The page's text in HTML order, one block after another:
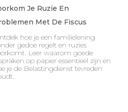
Je Ruzie En
Met De Fiscus
hoe je een familielening
gedoe regelt en ruzies
Leer waarom goede
op papier essentieel zijn en
je de Belastingdienst tevreden